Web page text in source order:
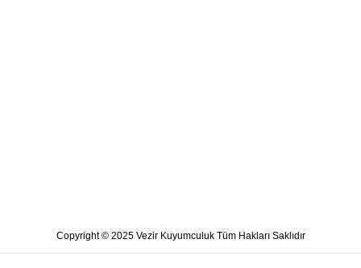
Copyright © 2025 Vezir Kuyumculuk Tüm Hakları Saklıdır